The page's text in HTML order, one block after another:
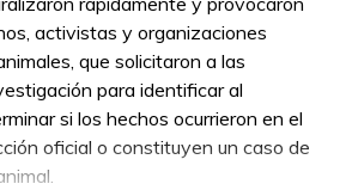
cierra
temor por redadas de
activistas y organizaciones
que solicitaron a las
para identificar al
si los hechos ocurrieron en el
oficial o constituyen un caso de